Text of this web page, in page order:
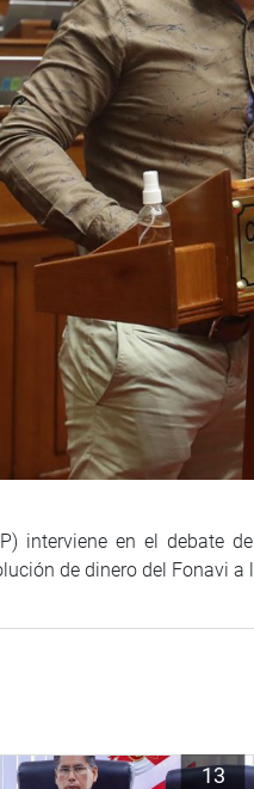
interviene en el debate
de dinero del Fonavi
13